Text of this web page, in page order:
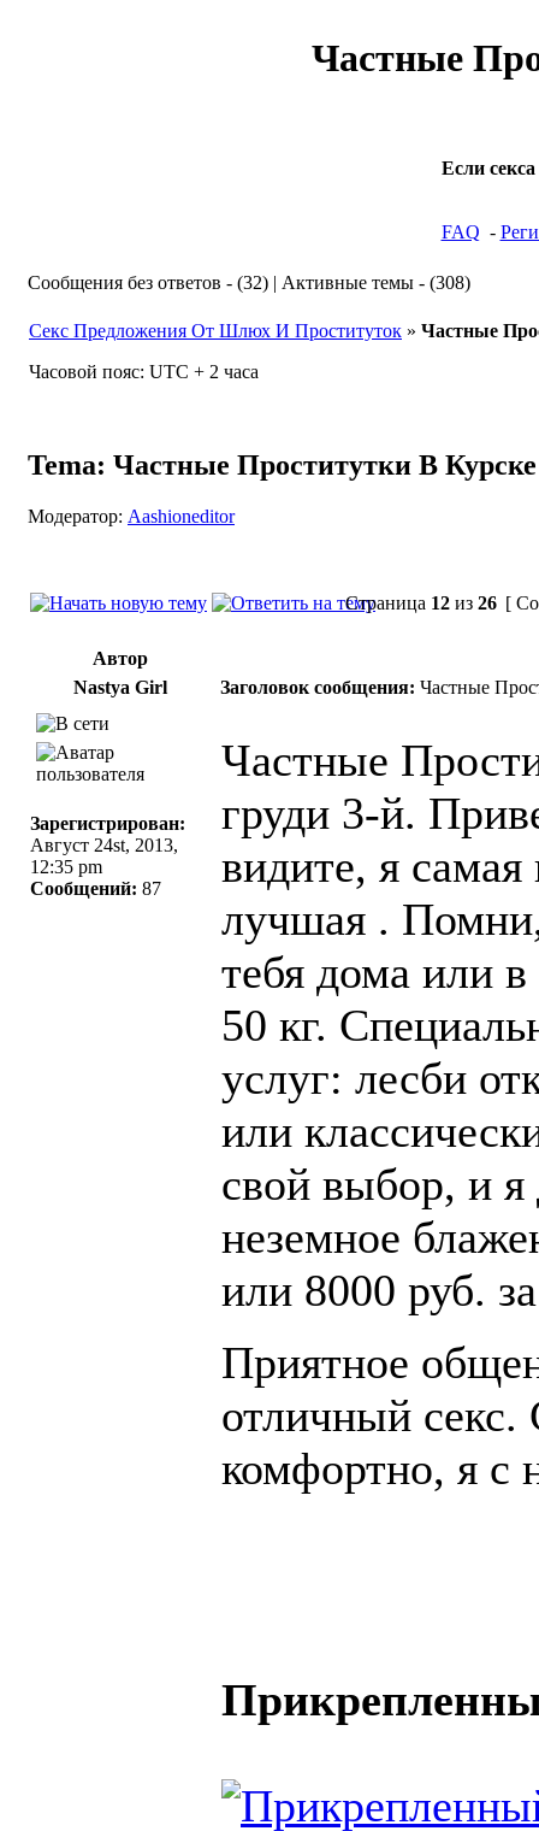
Частные
Если
FAQ -
Сообщения без ответов - (32) | Активные темы - (308)
Секс Предложения От Шлюх И Проституток » Частные
Часовой пояс: UTC + 2 часа
Tema: Частные Проститутки В
Модератор: Аashioneditor
Страница 12 из 26 [
Автор
Nastya Girl
Заголовок сообщения: Частные
Зарегистрирован:
Август 24st, 2013,
12:35 pm
Сообщений: 87
Частные
груди 3-й.
видите, я самая
лучшая .
тебя дома или
50 кг.
услуг: лесби
или
свой выбор, и я
неземное
или 8000 руб.
Приятное
отличный секс.
комфортно, я с